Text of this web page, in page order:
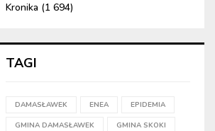
Kronika (1 694)
TAGI
DAMASŁAWEK ENEA EPIDEMIA
GMINA DAMASŁAWEK GMINA SKOKI